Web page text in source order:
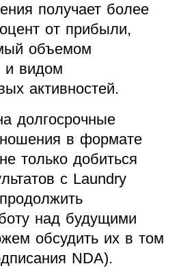
получает более
от прибыли,
объемом
и видом
активностей.
долгосрочные
в формате
только добиться
с Laundry
над будущими
обсудить их в том
NDA).